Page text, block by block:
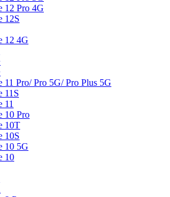
12 Pro 4G
12S
12 4G
11 Pro/ Pro 5G/ Pro Plus 5G
11S
11
10 Pro
10T
10S
10 5G
10